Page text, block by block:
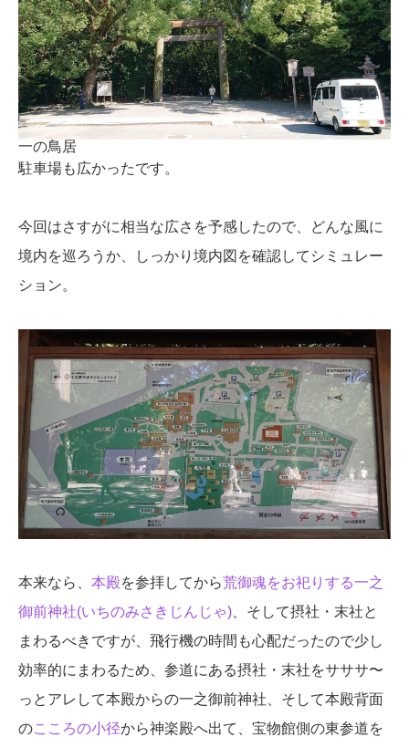
一の鳥居
駐車場も広かったです。
今回はさすがに相当な広さを予感したので、どんな風に
境内を巡ろうか、しっかり境内図を確認してシミュレー
ション。
本来なら、 本殿を参拝してから荒御魂をお祀りする一之
御前神社(いちのみさきじんじゃ) 、そして摂社・末社と
まわるべきですが、飛行機の時間も心配だったので少し
効率的にまわるため、参道にある摂社・末社をサササ〜
っとアレして本殿からの一之御前神社、そして本殿背面
のこころの小径から神楽殿へ出て、宝物館側の東参道を